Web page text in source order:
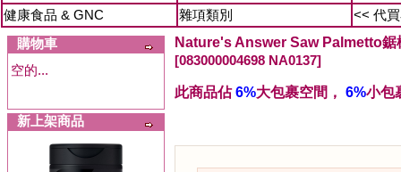
健康食品 & GNC
雜項類別
<< 代
購物車
空的...
新上架商品
Nature's Answer Saw Palmetto鋸
[083000004698 NA0137]
此商品佔6%大包裹空間， 6%小包